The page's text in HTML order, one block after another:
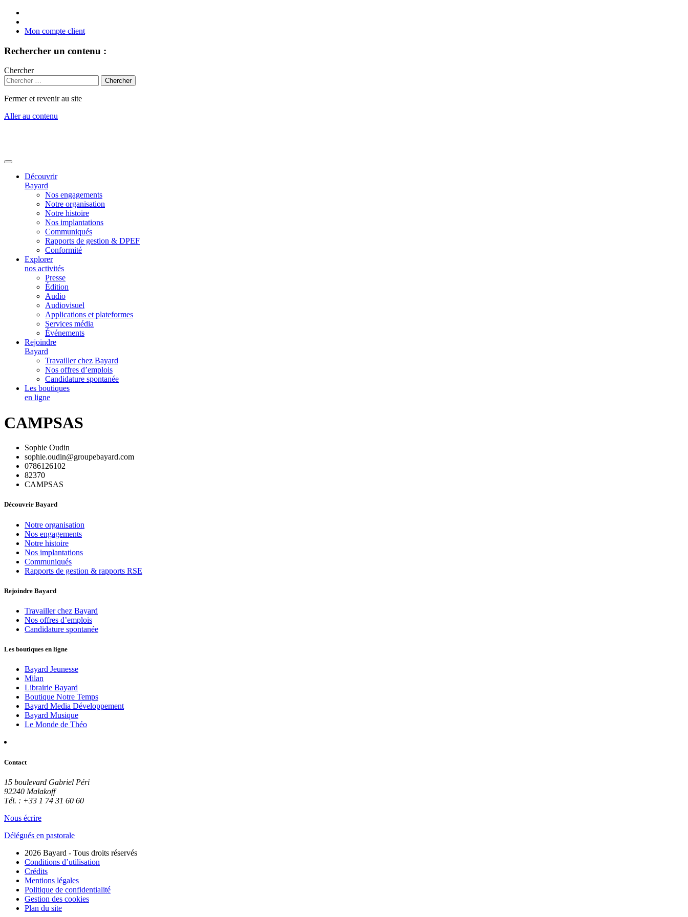
Mon compte client
Rechercher un contenu :
Chercher
Fermer et revenir au site
Aller au contenu
Découvrir
Bayard
Nos engagements
Notre organisation
Notre histoire
Nos implantations
Communiqués
Rapports de gestion & DPEF
Conformité
Explorer
nos activités
Presse
Édition
Audio
Audiovisuel
Applications et plateformes
Services média
Événements
Rejoindre
Bayard
Travailler chez Bayard
Nos offres d’emplois
Candidature spontanée
Les boutiques
en ligne
CAMPSAS
Sophie Oudin
sophie.oudin@groupebayard.com
0786126102
82370
CAMPSAS
Découvrir Bayard
Notre organisation
Nos engagements
Notre histoire
Nos implantations
Communiqués
Rapports de gestion & rapports RSE
Rejoindre Bayard
Travailler chez Bayard
Nos offres d’emplois
Candidature spontanée
Les boutiques en ligne
Bayard Jeunesse
Milan
Librairie Bayard
Boutique Notre Temps
Bayard Media Développement
Bayard Musique
Le Monde de Théo
Contact
15 boulevard Gabriel Péri
92240 Malakoff
Tél. : +33 1 74 31 60 60
Nous écrire
Délégués en pastorale
2026 Bayard - Tous droits réservés
Conditions d’utilisation
Crédits
Mentions légales
Politique de confidentialité
Gestion des cookies
Plan du site